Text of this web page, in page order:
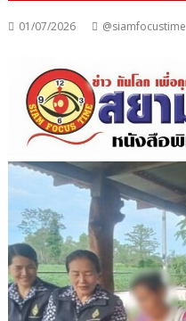
01/07/2026 @siamfocustime